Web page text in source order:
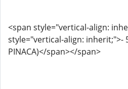
<span style="vertical-align:
style="vertical-align: inherit;">-
PINACA)</span></span>